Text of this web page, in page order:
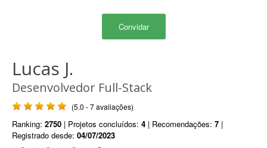
Convidar
Lucas J.
Desenvolvedor Full-Stack
(5.0 - 7 avaliações)
Ranking: 2750 | Projetos concluídos: 4 | Recomendações: 7 |
Registrado desde: 04/07/2023